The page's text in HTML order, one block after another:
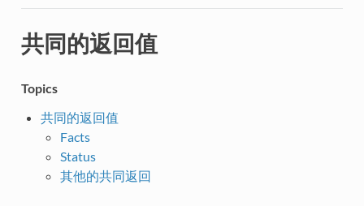
共同的返回值
Topics
共同的返回值
Facts
Status
其他的共同返回